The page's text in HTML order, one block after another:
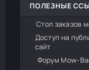
ПОЛЕЗНЫЕ
Стол заказов
Доступ на
сайт
Форум Mow-